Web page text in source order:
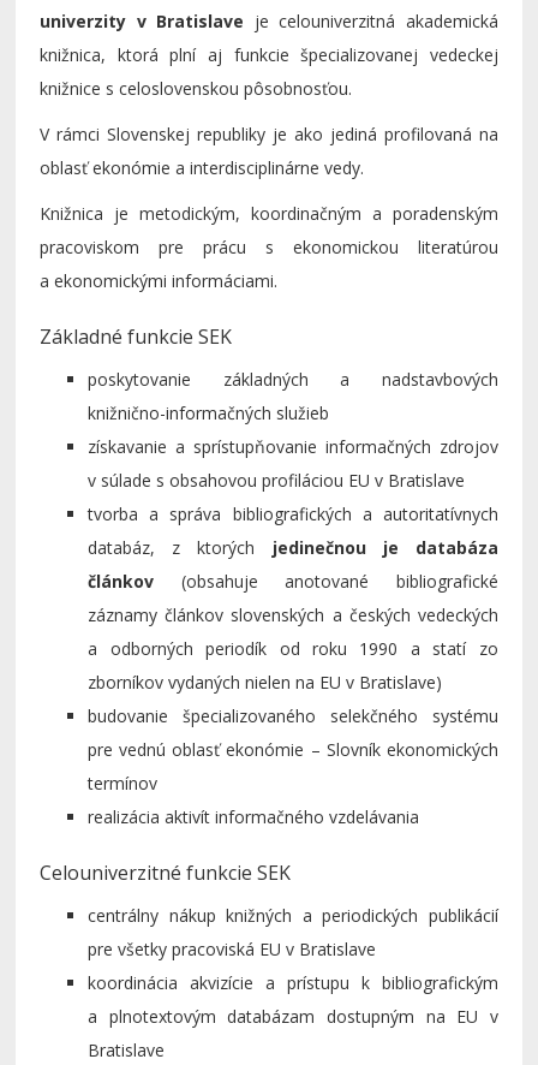
univerzity v Bratislave je celouniverzitná akademická
knižnica, ktorá plní aj funkcie špecializovanej vedeckej
knižnice s celoslovenskou pôsobnosťou.
V rámci Slovenskej republiky je ako jediná profilovaná na
oblasť ekonómie a interdisciplinárne vedy.
Knižnica je metodickým, koordinačným a poradenským
pracoviskom pre prácu s ekonomickou literatúrou
a ekonomickými informáciami.
Základné funkcie SEK
poskytovanie základných a nadstavbových
knižnično-informačných služieb
získavanie a sprístupňovanie informačných zdrojov
v súlade s obsahovou profiláciou EU v Bratislave
tvorba a správa bibliografických a autoritatívnych
databáz, z ktorých jedinečnou je
databáza
článkov (obsahuje anotované bibliografické
záznamy článkov slovenských a českých vedeckých
a odborných periodík od roku 1990 a statí zo
zborníkov vydaných nielen na EU v Bratislave)
budovanie špecializovaného selekčného systému
pre vednú oblasť ekonómie – Slovník ekonomických
termínov
realizácia aktivít informačného vzdelávania
Celouniverzitné funkcie SEK
centrálny nákup knižných a periodických publikácií
pre všetky pracoviská EU v Bratislave
koordinácia akvizície a prístupu k bibliografickým
a plnotextovým databázam dostupným na EU v
Bratislave